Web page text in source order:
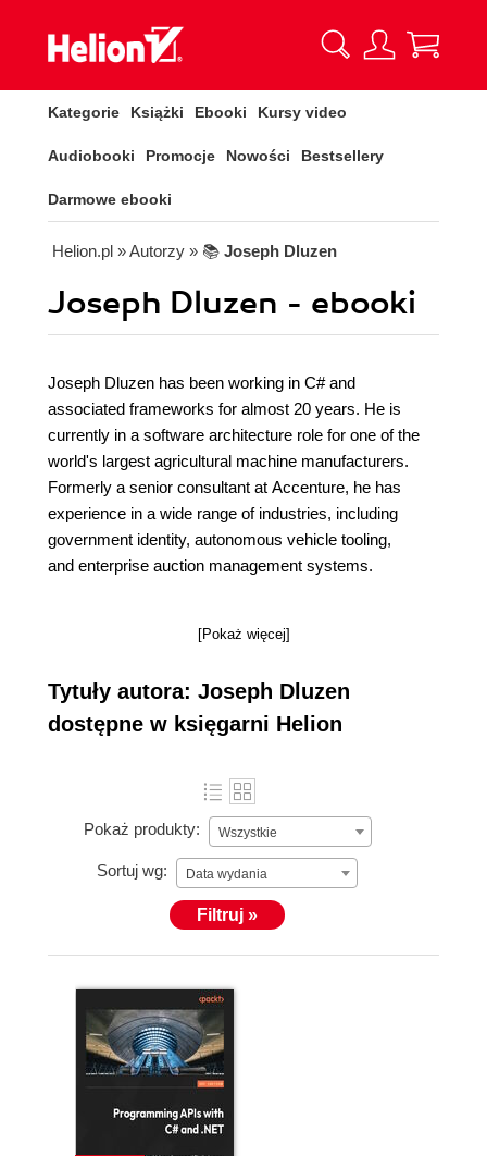
Kategorie Książki Ebooki Kursy video
Audiobooki Promocje Nowości Bestsellery
Darmowe ebooki
Helion.pl » Autorzy » 📚 Joseph Dluzen
Joseph Dluzen - ebooki
Joseph Dluzen has been working in C# and
associated frameworks for almost 20 years. He is
currently in a software architecture role for one of the
world's largest agricultural machine manufacturers.
Formerly a senior consultant at Accenture, he has
experience in a wide range of industries, including
government identity, autonomous vehicle tooling,
and enterprise auction management systems.
[Pokaż więcej]
Tytuły autora: Joseph Dluzen
dostępne w księgarni Helion
Pokaż produkty: Wszystkie
Sortuj wg: Data wydania
Filtruj »